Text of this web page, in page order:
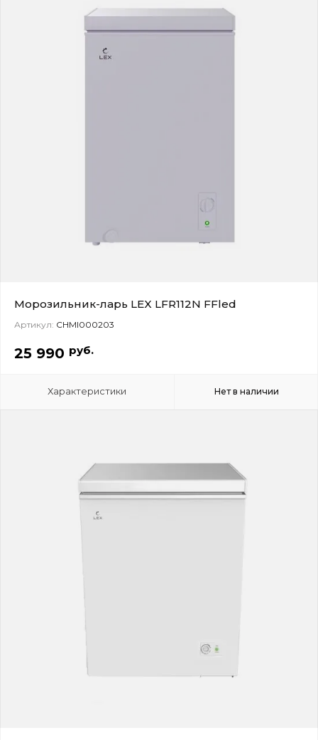
Морозильник-ларь LEX LFR112N FFled
Артикул: CHMI000203
25 990 руб.
Характеристики Нет в наличии